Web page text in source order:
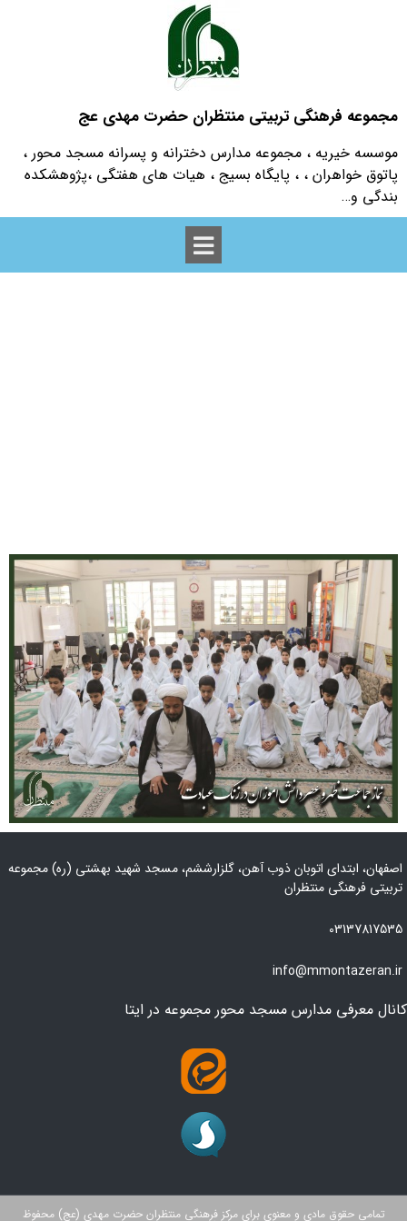
مجموعه فرهنگی تربیتی منتظران حضرت مهدی عج
موسسه خیریه ، مجموعه مدارس دخترانه و پسرانه مسجد محور ،
پاتوق خواهران ، ، پایگاه بسیج ، هیات های هفتگی ،پژوهشکده
بندگی و…
اصفهان، ابتدای اتوبان ذوب آهن، گلزارششم، مسجد شهید بهشتی (ره) مجموعه
تربیتی فرهنگی منتظران
03137817535
info@mmontazeran.ir
کانال معرفی مدارس مسجد محور مجموعه در ایتا
تمامی حقوق مادی و معنوی برای مرکز فرهنگی منتظران حضرت مهدی (عج) محفوظ